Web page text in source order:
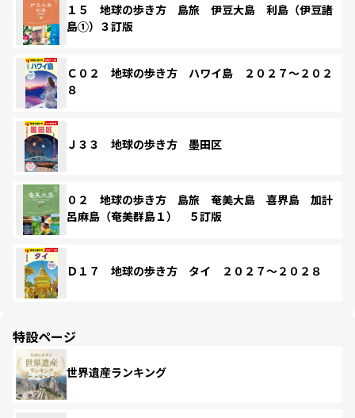
１５ 地球の歩き方 島旅 伊豆大島 利島（伊豆諸
島①）３訂版
Ｃ０２ 地球の歩き方 ハワイ島 ２０２７～２０２
８
Ｊ３３ 地球の歩き方 墨田区
０２ 地球の歩き方 島旅 奄美大島 喜界島 加計
呂麻島（奄美群島１） ５訂版
Ｄ１７ 地球の歩き方 タイ ２０２７～２０２８
特設ページ
世界遺産ランキング